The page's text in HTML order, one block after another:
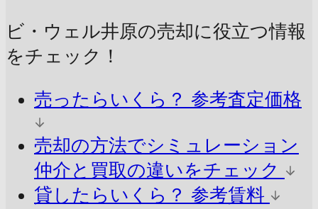
ビ・ウェル井原の売却に役立つ情報
をチェック！
売ったらいくら？ 参考査定価格
売却の方法でシミュレーション
仲介と買取の違いをチェック
貸したらいくら？ 参考賃料